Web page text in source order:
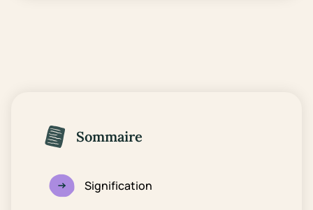
Sommaire
Signification